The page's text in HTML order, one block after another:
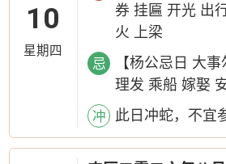
10
星期四
券 挂匾 开光 出
火 上梁
忌
【杨公忌日 大
理发 乘船 嫁娶
冲 此日冲蛇，不宜